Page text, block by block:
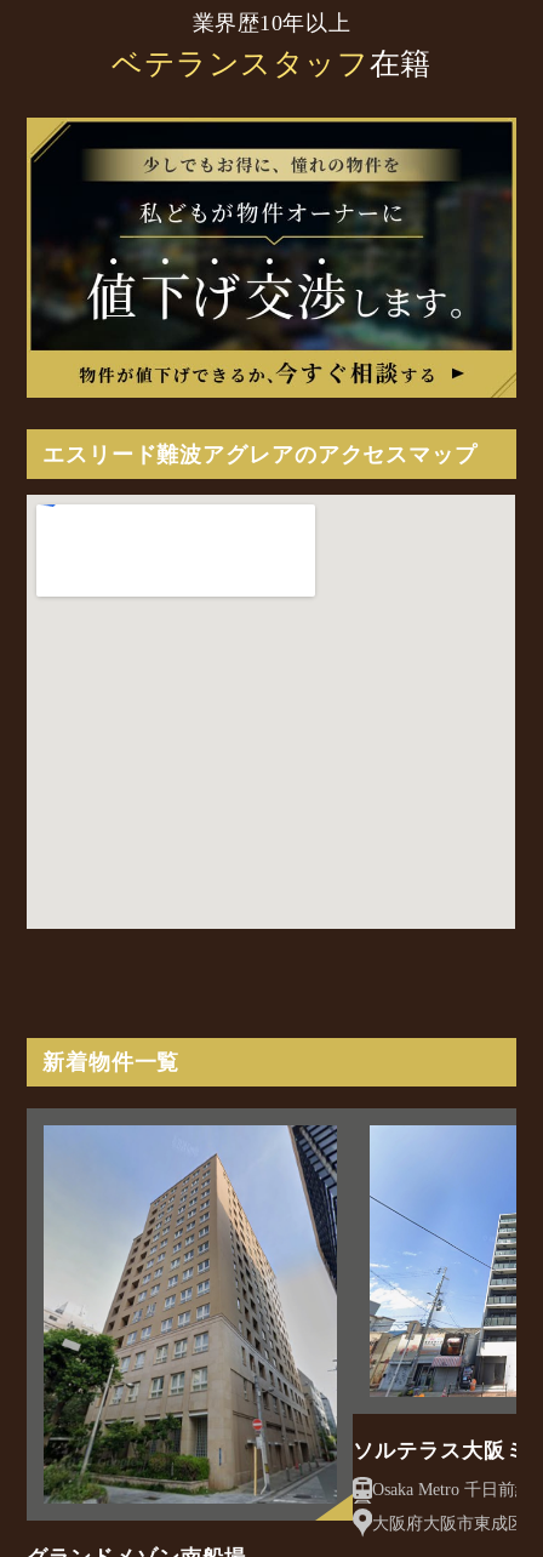
業界歴10年以上
ベテランスタッフ在籍
エスリード難波アグレアのアクセスマップ
新着物件一覧
ソルテラス大阪ミ
クレアスト
大阪府大阪市東成区